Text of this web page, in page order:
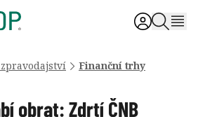
Finanční trhy
obrat: Zdrtí ČNB